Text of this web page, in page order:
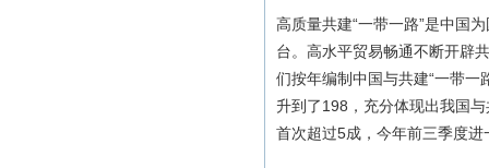
高质量共建“一带一路”是中国
台。高水平贸易畅通不断开辟
们按年编制中国与共建“一带
升到了198，充分体现出我国
首次超过5成，今年前三季度